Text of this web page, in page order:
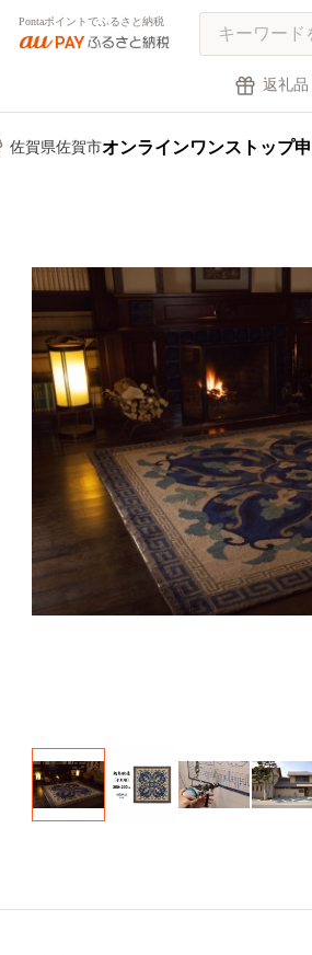
Pontaポイントでふるさと納税
返礼品
佐賀県佐賀市オンラインワンストップ